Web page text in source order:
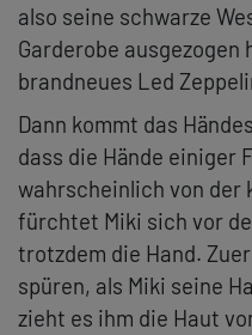
also seine schwarze
Garderobe
brandneues Led
Dann kommt das
dass die Hände einiger
wahrscheinlich von der
fürchtet Miki sich vor
trotzdem die Hand.
spüren, als Miki seine
zieht es ihm die Haut